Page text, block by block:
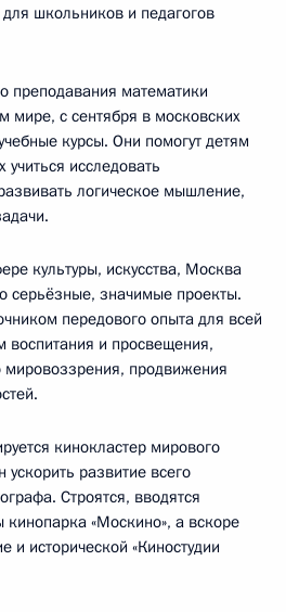
школьников и педагогов
преподавания математики
с сентября в московских
курсы. Они помогут детям
исследовать
логическое мышление,
культуры, искусства, Москва
серьёзные, значимые проекты.
передового опыта для всей
воспитания и просвещения,
мировоззрения, продвижения
кинокластер мирового
развитие всего
Строятся, вводятся
«Москино», а вскоре
и исторической «Киностудии